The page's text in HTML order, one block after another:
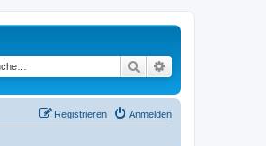
Suche
Anmelden
Registrieren